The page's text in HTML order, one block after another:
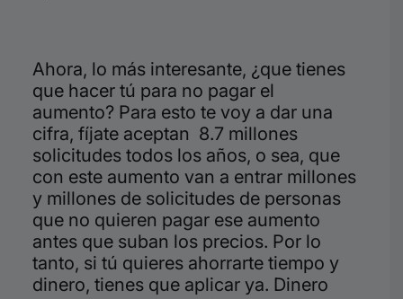
Ahora, lo más interesante, ¿que tienes
que hacer tú para no pagar el
aumento? Para esto te voy a dar una
cifra, fíjate aceptan 8.7 millones
solicitudes todos los años, o sea, que
con este aumento van a entrar millones
y millones de solicitudes de personas
que no quieren pagar ese aumento
antes que suban los precios. Por lo
tanto, si tú quieres ahorrarte tiempo y
dinero, tienes que aplicar ya. Dinero